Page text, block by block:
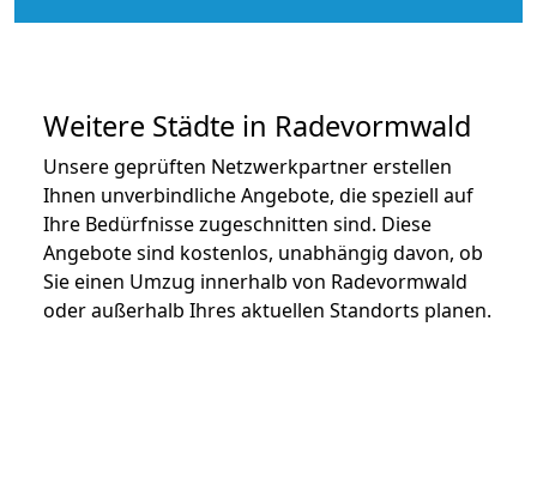
Weitere Städte in Radevormwald
Unsere geprüften Netzwerkpartner erstellen
Ihnen unverbindliche Angebote, die speziell auf
Ihre Bedürfnisse zugeschnitten sind. Diese
Angebote sind kostenlos, unabhängig davon, ob
Sie einen Umzug innerhalb von Radevormwald
oder außerhalb Ihres aktuellen Standorts planen.